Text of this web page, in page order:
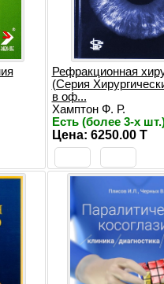
Рефракционная
(Серия
в оф...
Хамптон Ф. Р.
Есть (более 3-х
Цена: 6250.00 T